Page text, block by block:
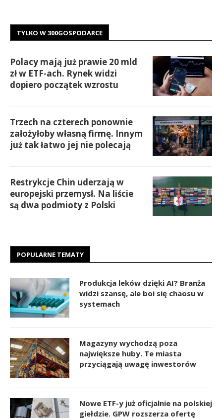
TYLKO W 300GOSPODARCE
Polacy mają już prawie 20 mld
zł w ETF-ach. Rynek widzi
dopiero początek wzrostu
Trzech na czterech ponownie
założyłoby własną firmę. Innym
już tak łatwo jej nie polecają
Restrykcje Chin uderzają w
europejski przemysł. Na liście
są dwa podmioty z Polski
POPULARNE TEMATY
Produkcja leków dzięki AI? Branża
widzi szansę, ale boi się chaosu w
systemach
Magazyny wychodzą poza
największe huby. Te miasta
przyciągają uwagę inwestorów
Nowe ETF-y już oficjalnie na polskiej
giełdzie. GPW rozszerza ofertę